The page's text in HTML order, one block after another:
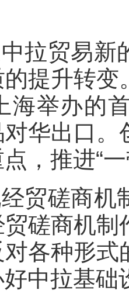
拉贸易新
提升转
海举办的
华出口
，推进“
贸磋商机
磋商机
各种形
中拉基础